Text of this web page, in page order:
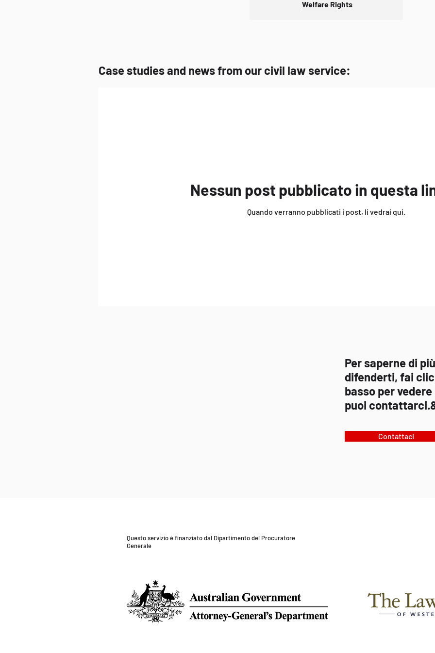
Welfare Rights
Case studies and news from our civil law service:
Nessun post pubblicato in questa
Quando verranno pubblicati i post, li vedrai qui.
Per saperne di
difenderti, fai
basso per
puoi
Contattaci
Questo servizio è finanziato dal Dipartimento del Procuratore
Generale